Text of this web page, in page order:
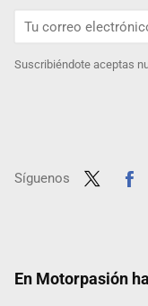
Suscribiéndote aceptas
Síguenos
En Motorpasión